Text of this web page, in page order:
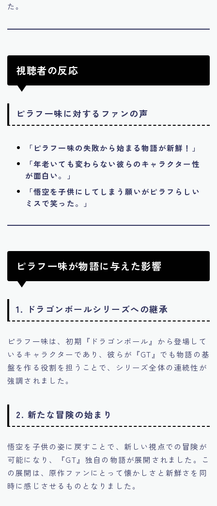
た。
視聴者の反応
ピラフ一味に対するファンの声
「ピラフ一味の失敗から始まる物語が新鮮！」
「年老いても変わらない彼らのキャラクター性
が面白い。」
「悟空を子供にしてしまう願いがピラフらしい
ミスで笑った。」
ピラフ一味が物語に与えた影響
1. ドラゴンボールシリーズへの継承
ピラフ一味は、初期『ドラゴンボール』から登場して
いるキャラクターであり、彼らが『GT』でも物語の基
盤を作る役割を担うことで、シリーズ全体の連続性が
強調されました。
2. 新たな冒険の始まり
悟空を子供の姿に戻すことで、新しい視点での冒険が
可能になり、『GT』独自の物語が展開されました。こ
の展開は、原作ファンにとって懐かしさと新鮮さを同
時に感じさせるものとなりました。